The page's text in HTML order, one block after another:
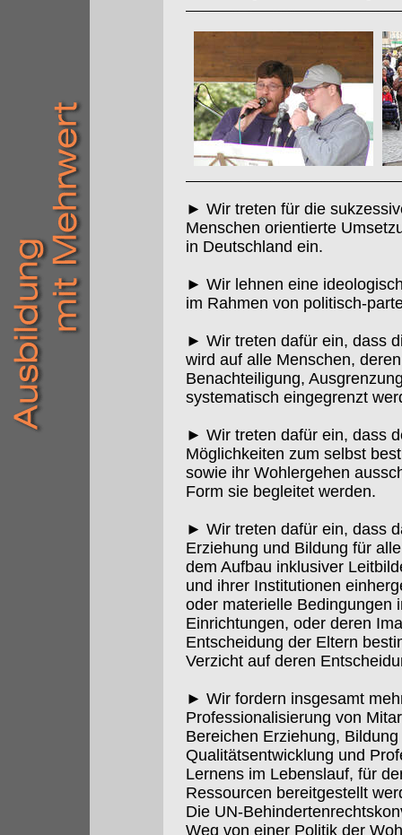
► Wir treten für die
Menschen orientierte
in Deutschland ein.
► Wir lehnen eine
im Rahmen von politisch-
► Wir treten dafür ein, dass
wird auf alle Menschen,
Benachteiligung,
systematisch eingegrenzt
► Wir treten dafür ein, dass
Möglichkeiten zum selbst
sowie ihr Wohlergehen
Form sie begleitet werden.
► Wir treten dafür ein, dass
Erziehung und Bildung für
dem Aufbau inklusiver
und ihrer Institutionen
oder materielle Bedingungen
Einrichtungen, oder deren
Entscheidung der Eltern
Verzicht auf deren
► Wir fordern insgesamt
Professionalisierung von
Bereichen Erziehung,
Qualitätsentwicklung und
Lernens im Lebenslauf, für
Ressourcen bereitgestellt
Die UN-
Weg von einer Politik der